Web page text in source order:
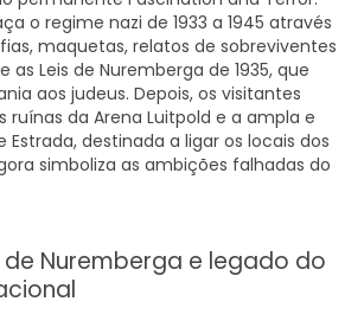
o regime nazi de 1933 a 1945 através
maquetas, relatos de sobreviventes
as Leis de Nuremberga de 1935, que
aos judeus. Depois, os visitantes
ruínas da Arena Luitpold e a ampla e
Estrada, destinada a ligar os locais dos
simboliza as ambições falhadas do
Nuremberga e legado do